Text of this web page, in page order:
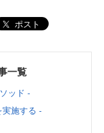
ポスト
一覧
ッド -
施する -